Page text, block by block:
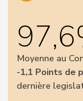
Moyenne au
-1,1 Points de
dernière